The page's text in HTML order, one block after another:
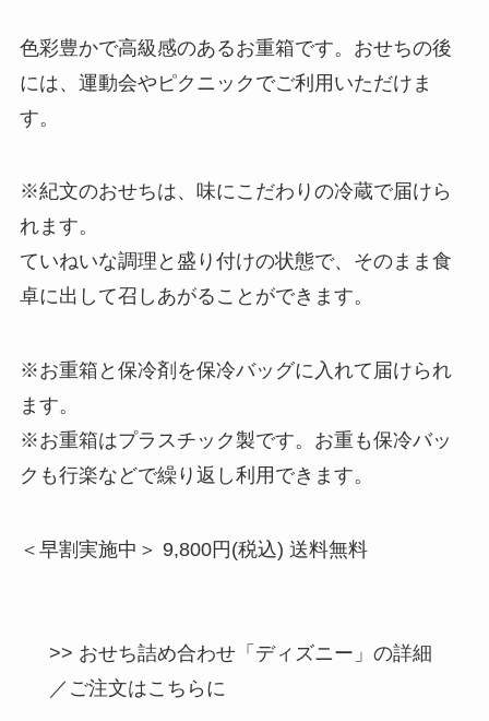
色彩豊かで高級感のあるお重箱です。おせちの後
には、運動会やピクニックでご利用いただけま
す。
※紀文のおせちは、味にこだわりの冷蔵で届けら
れます。
ていねいな調理と盛り付けの状態で、そのまま食
卓に出して召しあがることができます。
※お重箱と保冷剤を保冷バッグに入れて届けられ
ます。
※お重箱はプラスチック製です。お重も保冷バッ
クも行楽などで繰り返し利用できます。
＜早割実施中＞ 9,800円(税込) 送料無料
>> おせち詰め合わせ「ディズニー」の詳細
／ご注文はこちらに